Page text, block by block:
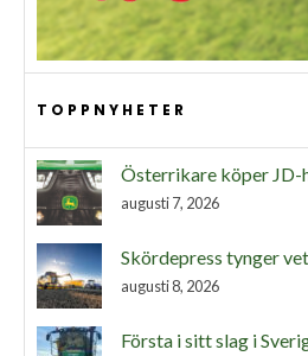
TOPPNYHETER
Österrikare köper JD-
augusti 7, 2026
Skördepress tynger
augusti 8, 2026
Första i sitt slag i